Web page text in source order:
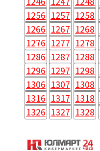
1256 1257 1258
1266 1267 1268
1276 1277 1278
1286 1287 1288
1296 1297 1298
1306 1307 1308
1316 1317 1318
1326 1327 1328